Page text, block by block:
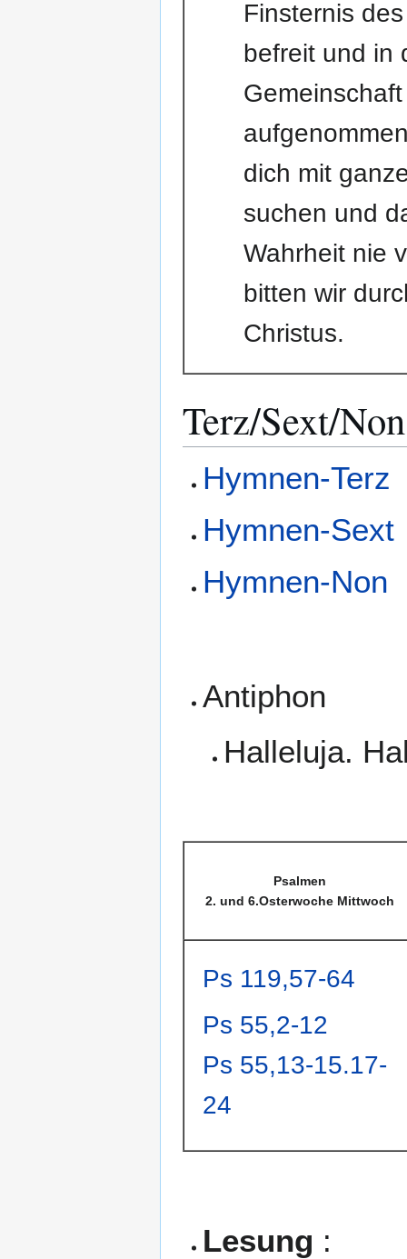
Finsternis
befreit und in
dich mit
suchen und
Wahrheit nie
bitten wir
Christus.
Terz/Sext/Non
Hymnen-Terz
Hymnen-Sext
Hymnen-Non
Antiphon
Halleluja.
Psalmen
2. und 6.Osterwoche Mittwoch
Ps 119,57-64
Ps 55,2-12
Ps 55,13-15.17-
24
Lesung :